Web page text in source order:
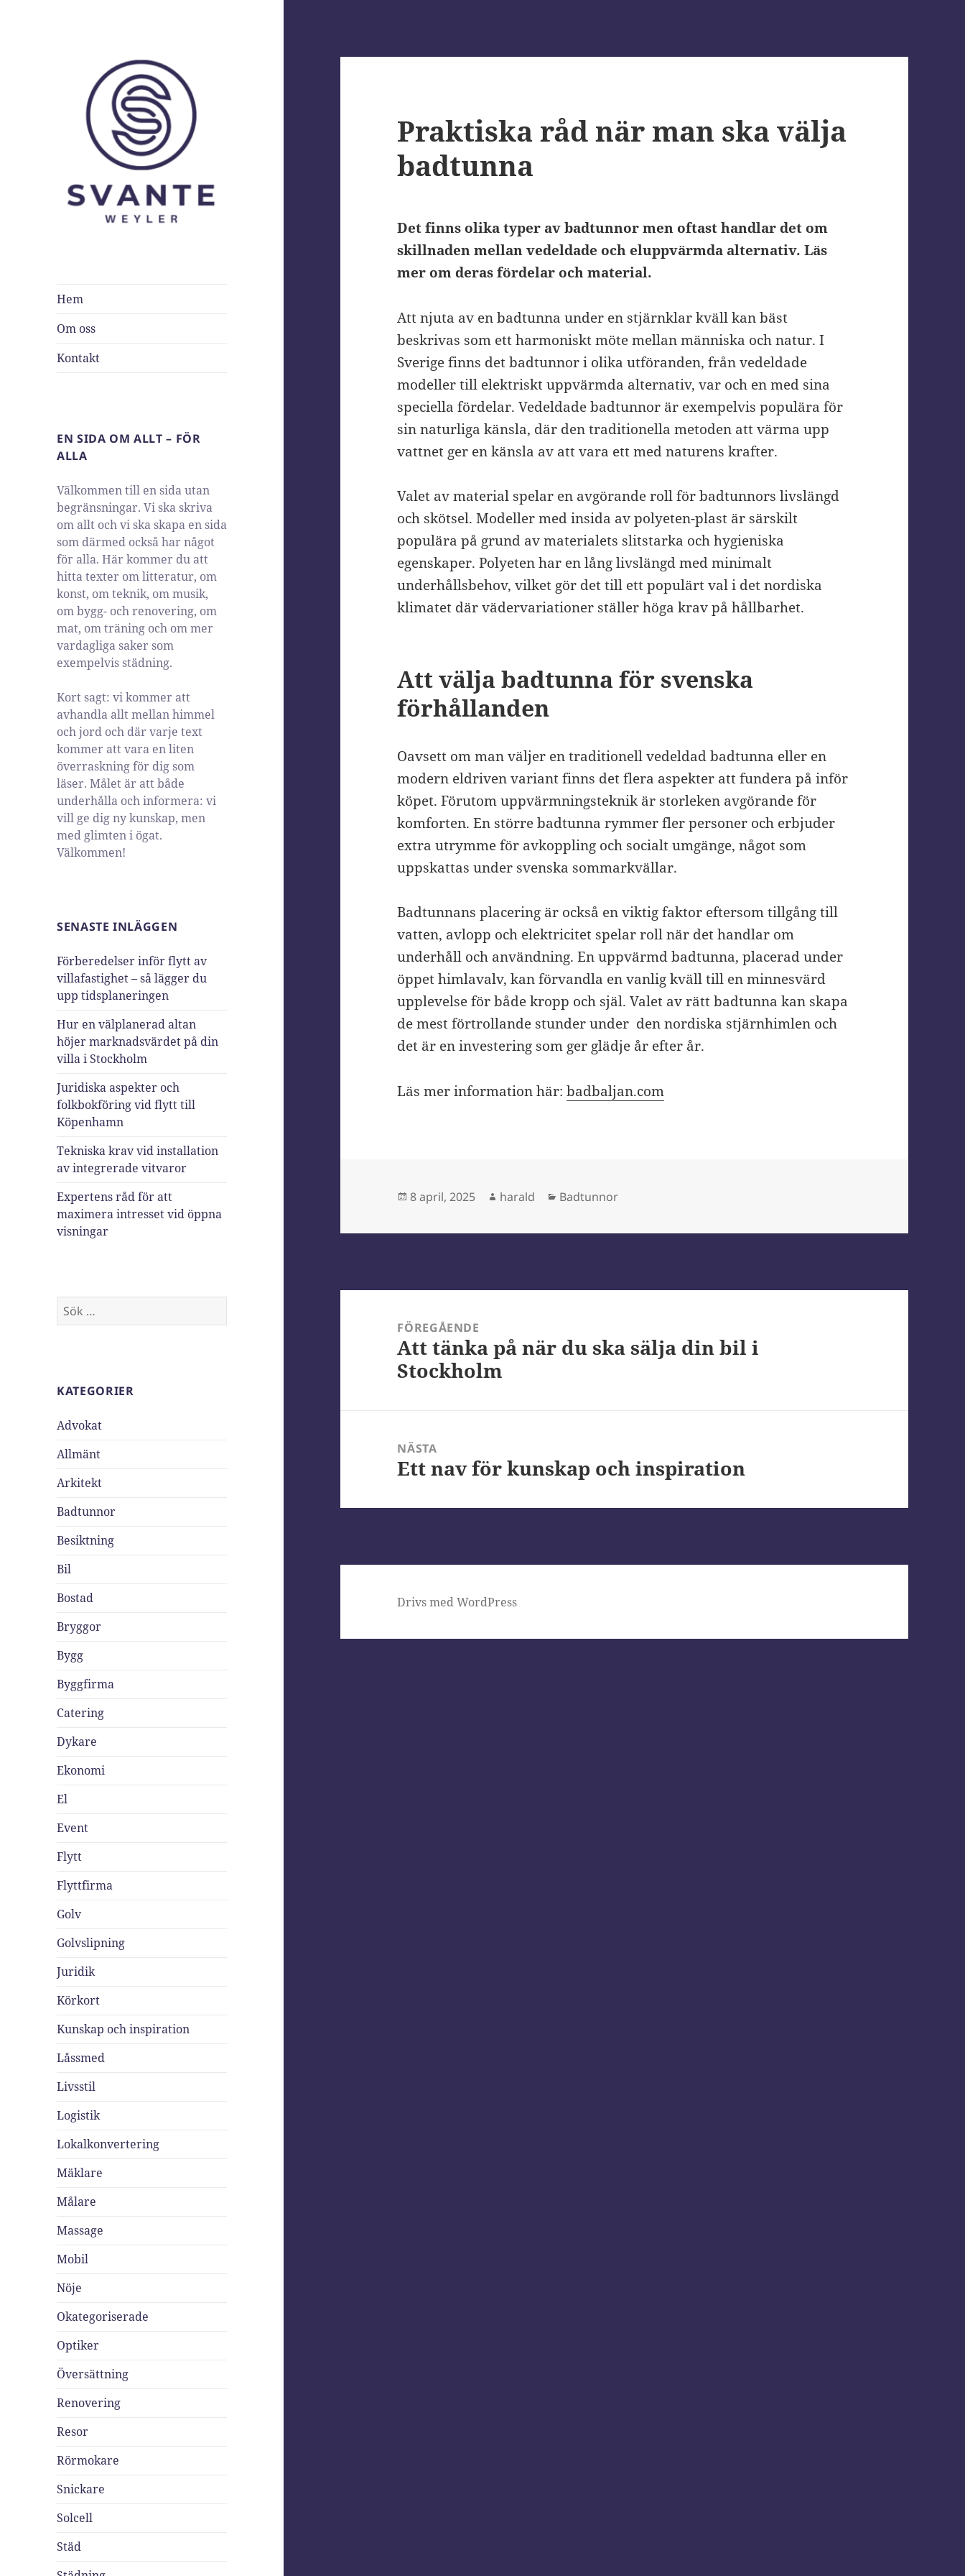
Hem
Om oss
Kontakt
EN SIDA OM ALLT – FÖR
ALLA
Välkommen till en sida utan
begränsningar. Vi ska skriva
om allt och vi ska skapa en sida
som därmed också har något
för alla. Här kommer du att
hitta texter om litteratur, om
konst, om teknik, om musik,
om bygg- och renovering, om
mat, om träning och om mer
vardagliga saker som
exempelvis städning.
Kort sagt: vi kommer att
avhandla allt mellan himmel
och jord och där varje text
kommer att vara en liten
överraskning för dig som
läser. Målet är att både
underhålla och informera: vi
vill ge dig ny kunskap, men
med glimten i ögat.
Välkommen!
SENASTE INLÄGGEN
Förberedelser inför flytt av
villafastighet – så lägger du
upp tidsplaneringen
Hur en välplanerad altan
höjer marknadsvärdet på din
villa i Stockholm
Juridiska aspekter och
folkbokföring vid flytt till
Köpenhamn
Tekniska krav vid installation
av integrerade vitvaror
Expertens råd för att
maximera intresset vid öppna
visningar
Sök
efter:
KATEGORIER
Advokat
Allmänt
Arkitekt
Badtunnor
Besiktning
Bil
Bostad
Bryggor
Bygg
Byggfirma
Catering
Dykare
Ekonomi
El
Event
Flytt
Flyttfirma
Golv
Golvslipning
Juridik
Körkort
Kunskap och inspiration
Låssmed
Livsstil
Logistik
Lokalkonvertering
Mäklare
Målare
Massage
Mobil
Nöje
Okategoriserade
Optiker
Översättning
Renovering
Resor
Rörmokare
Snickare
Solcell
Städ
Praktiska råd när man ska välja
badtunna
Det finns olika typer av badtunnor men oftast handlar det om
skillnaden mellan vedeldade och eluppvärmda alternativ. Läs
mer om deras fördelar och material.
Att njuta av en badtunna under en stjärnklar kväll kan bäst
beskrivas som ett harmoniskt möte mellan människa och natur. I
Sverige finns det badtunnor i olika utföranden, från vedeldade
modeller till elektriskt uppvärmda alternativ, var och en med sina
speciella fördelar. Vedeldade badtunnor är exempelvis populära för
sin naturliga känsla, där den traditionella metoden att värma upp
vattnet ger en känsla av att vara ett med naturens krafter.
Valet av material spelar en avgörande roll för badtunnors livslängd
och skötsel. Modeller med insida av polyeten-plast är särskilt
populära på grund av materialets slitstarka och hygieniska
egenskaper. Polyeten har en lång livslängd med minimalt
underhållsbehov, vilket gör det till ett populärt val i det nordiska
klimatet där vädervariationer ställer höga krav på hållbarhet.
Att välja badtunna för svenska
förhållanden
Oavsett om man väljer en traditionell vedeldad badtunna eller en
modern eldriven variant finns det flera aspekter att fundera på inför
köpet. Förutom uppvärmningsteknik är storleken avgörande för
komforten. En större badtunna rymmer fler personer och erbjuder
extra utrymme för avkoppling och socialt umgänge, något som
uppskattas under svenska sommarkvällar.
Badtunnans placering är också en viktig faktor eftersom tillgång till
vatten, avlopp och elektricitet spelar roll när det handlar om
underhåll och användning. En uppvärmd badtunna, placerad under
öppet himlavalv, kan förvandla en vanlig kväll till en minnesvärd
upplevelse för både kropp och själ. Valet av rätt badtunna kan skapa
de mest förtrollande stunder under den nordiska stjärnhimlen och
det är en investering som ger glädje år efter år.
Läs mer information här:badbaljan.com
Postat
8 april, 2025 Författare
harald Kategorier
Badtunnor
FÖREGÅENDE
Föregående
inlägg:
Att tänka på när du ska sälja din bil i
Stockholm
NÄSTA
Nästa
Ett nav för kunskap och inspiration
Drivs med WordPress